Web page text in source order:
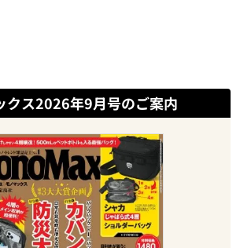
クス2026年9月号のご案内